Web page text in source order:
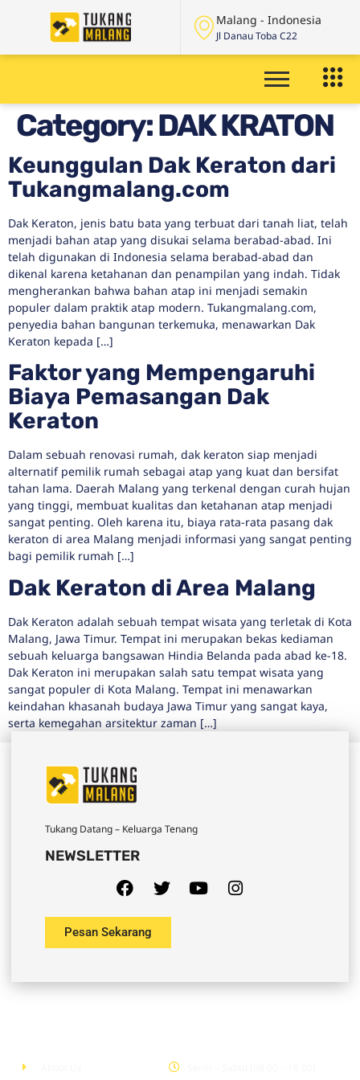
Malang - Indonesia
Jl Danau Toba C22
Category:DAK KRATON
Keunggulan Dak Keraton dari
Tukangmalang.com
Dak Keraton, jenis batu bata yang terbuat dari tanah liat, telah
menjadi bahan atap yang disukai selama berabad-abad. Ini
telah digunakan di Indonesia selama berabad-abad dan
dikenal karena ketahanan dan penampilan yang indah. Tidak
mengherankan bahwa bahan atap ini menjadi semakin
populer dalam praktik atap modern. Tukangmalang.com,
penyedia bahan bangunan terkemuka, menawarkan Dak
Keraton kepada […]
Faktor yang Mempengaruhi
Biaya Pemasangan Dak
Keraton
Dalam sebuah renovasi rumah, dak keraton siap menjadi
alternatif pemilik rumah sebagai atap yang kuat dan bersifat
tahan lama. Daerah Malang yang terkenal dengan curah hujan
yang tinggi, membuat kualitas dan ketahanan atap menjadi
sangat penting. Oleh karena itu, biaya rata-rata pasang dak
keraton di area Malang menjadi informasi yang sangat penting
bagi pemilik rumah […]
Dak Keraton di Area Malang
Dak Keraton adalah sebuah tempat wisata yang terletak di Kota
Malang, Jawa Timur. Tempat ini merupakan bekas kediaman
sebuah keluarga bangsawan Hindia Belanda pada abad ke-18.
Dak Keraton ini merupakan salah satu tempat wisata yang
sangat populer di Kota Malang. Tempat ini menawarkan
keindahan khasanah budaya Jawa Timur yang sangat kaya,
serta kemegahan arsitektur zaman […]
Tukang Datang – Keluarga Tenang
NEWSLETTER
Pesan Sekarang